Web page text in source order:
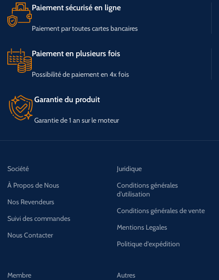
Paiement sécurisé en ligne
Paiement par toutes cartes bancaires
Paiement en plusieurs fois
Possibilité de paiement en 4x fois
Garantie du produit
Garantie de 1 an sur le moteur
Société
À Propos de Nous
Nos Revendeurs
Suivi des commandes
Nous Contacter
Juridique
Conditions générales
d'utilisation
Conditions générales de vente
Mentions Legales
Politique d'expédition
Membre
Autres